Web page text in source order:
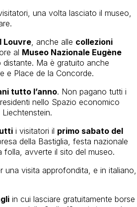
una volta lasciato il museo,
Louvre, anche alle collezioni
al Museo Nazionale Eugène
distante. Ma è gratuito anche
e Place de la Concorde.
tutto l’anno. Non pagano tutti i
nello Spazio economico
i visitatori il primo sabato del
della Bastiglia, festa nazionale
folla, avverte il sito del museo.
una visita approfondita, e in italiano,
in cui lasciare gratuitamente borse